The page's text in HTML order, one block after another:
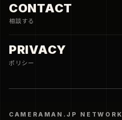
CAMERAMAN.JP NETWORK
CONTACT
相談する
PRIVACY
ポリシー